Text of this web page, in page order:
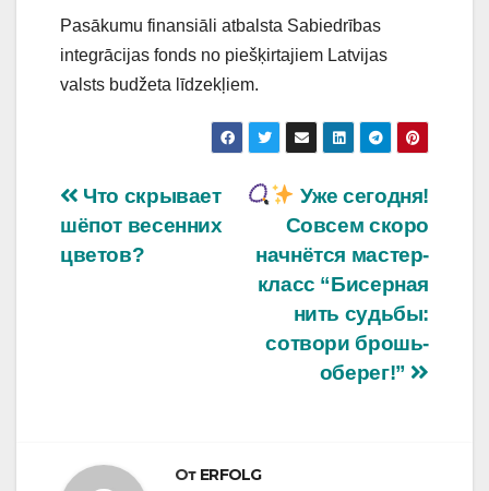
Pasākumu finansiāli atbalsta Sabiedrības
integrācijas fonds no piešķirtajiem Latvijas
valsts budžeta līdzekļiem.
Навигация
по
Уже сегодня!
Совсем скоро
начнётся мастер-
класс “Бисерная
нить судьбы:
сотвори брошь-
оберег!”
Что скрывает
шёпот весенних
цветов?
От ERFOLG